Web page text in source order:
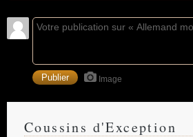
Image
Coussins d'Exception